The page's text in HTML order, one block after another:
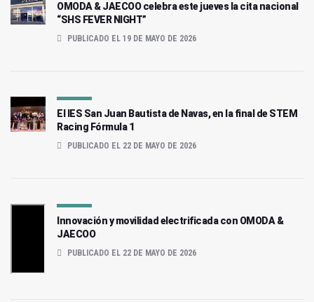
OMODA & JAECOO celebra este jueves la cita nacional
“SHS FEVER NIGHT”
PUBLICADO EL 19 DE MAYO DE 2026
El IES San Juan Bautista de Navas, en la final de STEM
Racing Fórmula 1
PUBLICADO EL 22 DE MAYO DE 2026
Innovación y movilidad electrificada con OMODA &
JAECOO
PUBLICADO EL 22 DE MAYO DE 2026